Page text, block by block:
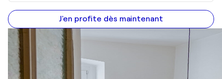
J'en profite dès maintenant